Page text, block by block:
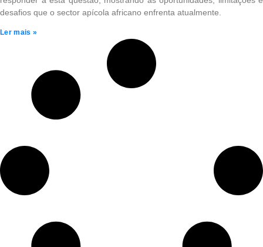
desafios que o sector apícola africano enfrenta atualmente.
Ler mais »